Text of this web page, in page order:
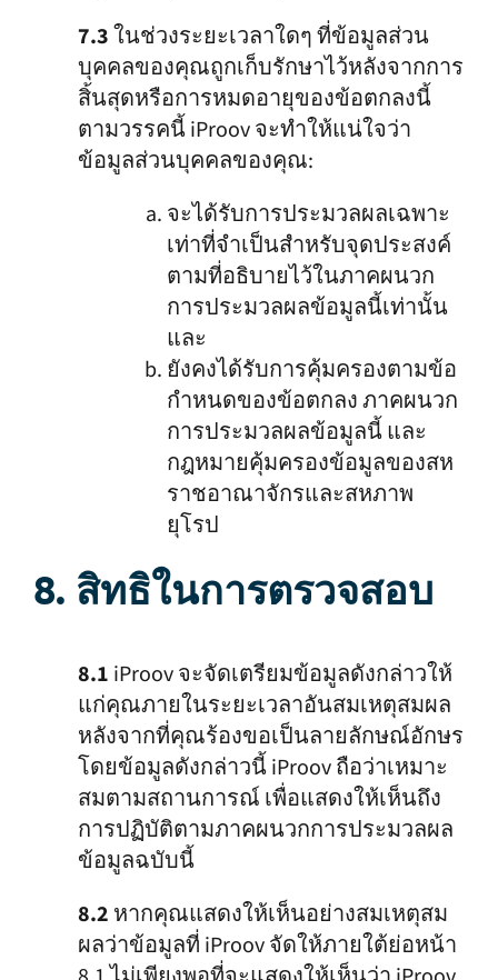
7.3ในช่วงระยะเวลาใดๆ ที่ข้อมูลส่วน
บุคคลของคุณถูกเก็บรักษาไว้หลังจากการ
สิ้นสุดหรือการหมดอายุของข้อตกลงนี้
ตามวรรคนี้ iProov จะทำให้แน่ใจว่า
ข้อมูลส่วนบุคคลของคุณ:
จะได้รับการประมวลผลเฉพาะ
เท่าที่จำเป็นสำหรับจุดประสงค์
ตามที่อธิบายไว้ในภาคผนวก
การประมวลผลข้อมูลนี้เท่านั้น
และ
ยังคงได้รับการคุ้มครองตามข้อ
กำหนดของข้อตกลง ภาคผนวก
การประมวลผลข้อมูลนี้ และ
กฎหมายคุ้มครองข้อมูลของสห
ราชอาณาจักรและสหภาพ
ยุโรป
8. สิทธิในการตรวจสอบ
8.1 iProov จะจัดเตรียมข้อมูลดังกล่าวให้
แก่คุณภายในระยะเวลาอันสมเหตุสมผล
หลังจากที่คุณร้องขอเป็นลายลักษณ์อักษร
โดยข้อมูลดังกล่าวนี้ iProov ถือว่าเหมาะ
สมตามสถานการณ์ เพื่อแสดงให้เห็นถึง
การปฏิบัติตามภาคผนวกการประมวลผล
ข้อมูลฉบับนี้
8.2 หากคุณแสดงให้เห็นอย่างสมเหตุสม
ผลว่าข้อมูลที่ iProov จัดให้ภายใต้ย่อหน้า